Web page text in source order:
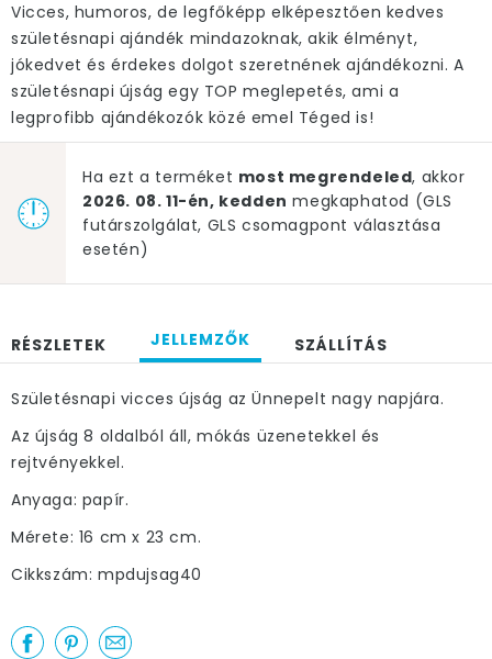
Vicces, humoros, de legfőképp elképesztően kedves
születésnapi ajándék mindazoknak, akik élményt,
jókedvet és érdekes dolgot szeretnének ajándékozni. A
születésnapi újság egy TOP meglepetés, ami a
legprofibb ajándékozók közé emel Téged is!
Ha ezt a terméket most megrendeled, akkor
2026. 08. 11-én, kedden megkaphatod (GLS
futárszolgálat, GLS csomagpont választása
esetén)
RÉSZLETEK JELLEMZŐK SZÁLLÍTÁS
Születésnapi vicces újság az Ünnepelt nagy napjára.
Az újság 8 oldalból áll, mókás üzenetekkel és
rejtvényekkel.
Anyaga: papír.
Mérete: 16 cm x 23 cm.
Cikkszám: mpdujsag40